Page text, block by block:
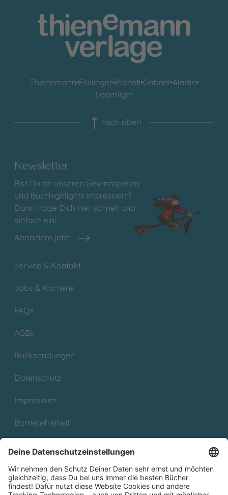
Thienemann•Esslinger•Planet!•Gabriel•Aladin•
Loomlight
nach oben
Newsletter
Bist Du an unseren Gewinnspielen
und Buchhighlights interessiert?
Dann trage Dich hier schnell und
einfach ein!
Abonniere jetzt
Service & Kontakt
Jobs & Karriere
FAQs
AGBs
Rücksendungen
Datenschutz
Impressum
Barrierefreiheit
Partnerprogramm (Affiliate)